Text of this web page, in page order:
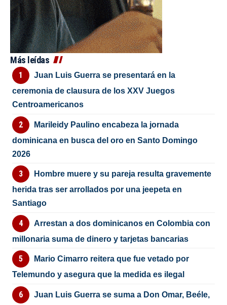
Más leídas
Juan Luis Guerra se presentará en la
ceremonia de clausura de los XXV Juegos
Centroamericanos
Marileidy Paulino encabeza la jornada
dominicana en busca del oro en Santo Domingo
2026
Hombre muere y su pareja resulta gravemente
herida tras ser arrollados por una jeepeta en
Santiago
Arrestan a dos dominicanos en Colombia con
millonaria suma de dinero y tarjetas bancarias
Mario Cimarro reitera que fue vetado por
Telemundo y asegura que la medida es ilegal
Juan Luis Guerra se suma a Don Omar, Beéle,